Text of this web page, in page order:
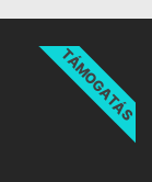
TÁMOGATÁS